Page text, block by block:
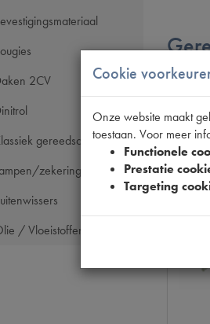
2CV
gereedschap
zekeringen
/ Vloeistoffen
Cookie
Onze website maakt
toestaan. Voor meer
Functionele
Prestatie
Targeting